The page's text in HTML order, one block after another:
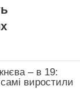
– в 19:
самі виростили